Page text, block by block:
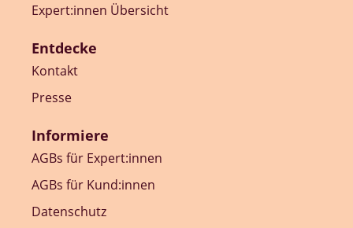
Expert:innen Übersicht
Entdecke
Kontakt
Presse
Informiere
AGBs für Expert:innen
AGBs für Kund:innen
Datenschutz